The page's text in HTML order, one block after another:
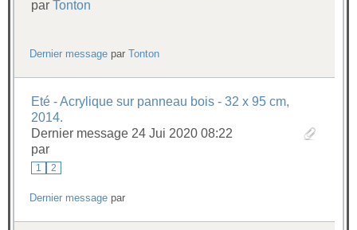
par Tonton
Dernier message parTonton
Eté - Acrylique sur panneau bois - 32 x 95 cm,
2014.
Dernier message 24 Jui 2020 08:22
par
1 2
Dernier message par